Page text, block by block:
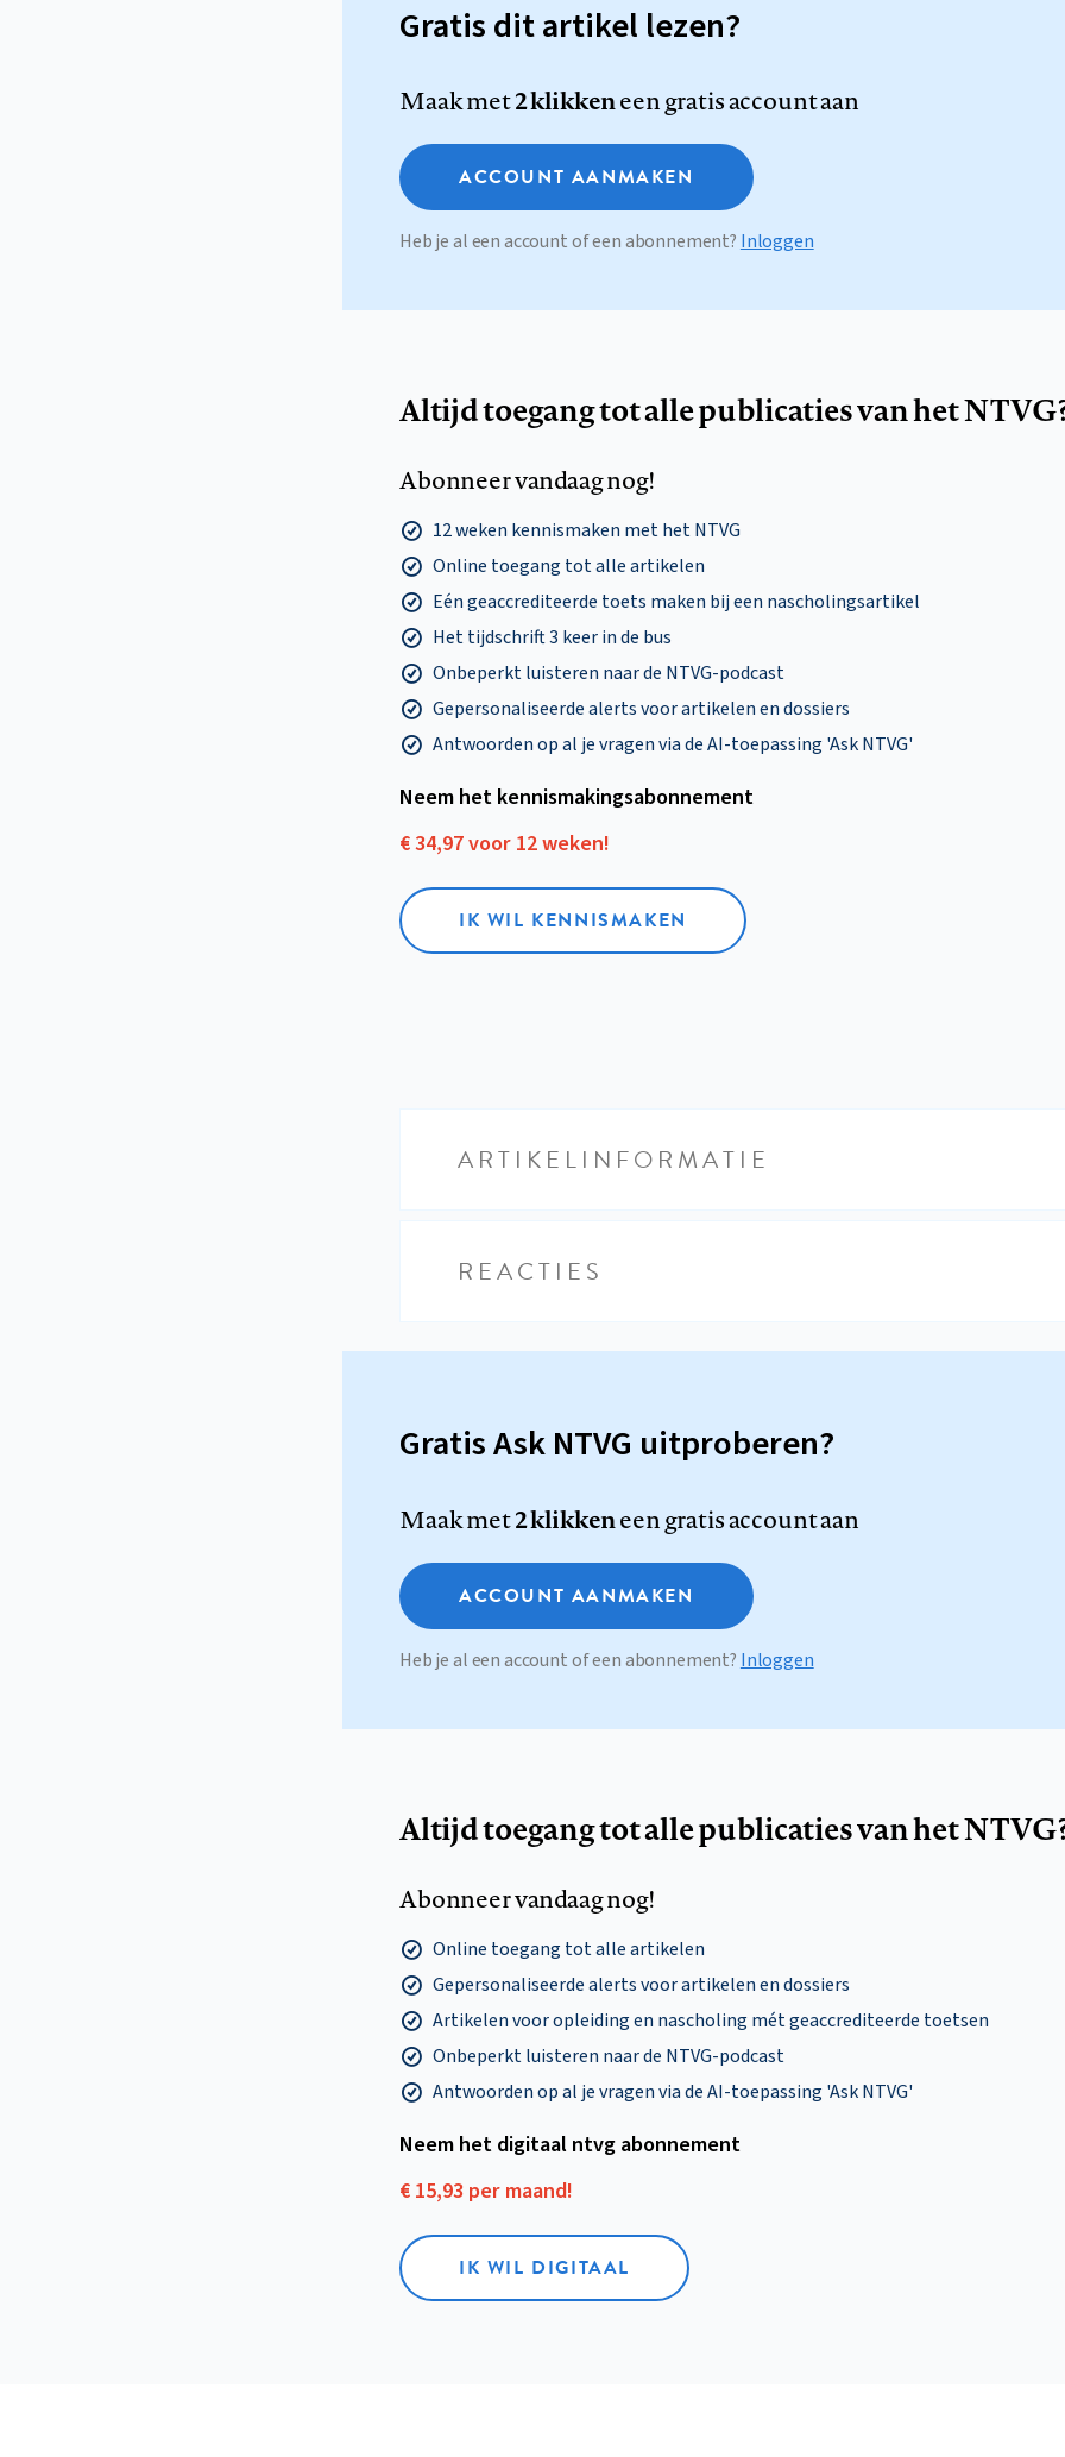
Gratis dit artikel lezen?
Maak met2 klikkeneen gratis account aan
ACCOUNT AANMAKEN
Heb je al een account of een abonnement? Inloggen
Altijd toegang tot alle publicaties van het
Abonneer vandaag nog!
12 weken kennismaken met het NTVG
Online toegang tot alle artikelen
Eén geaccrediteerde toets maken bij een nascholingsartikel
Het tijdschrift 3 keer in de bus
Onbeperkt luisteren naar de NTVG-podcast
Gepersonaliseerde alerts voor artikelen en dossiers
Antwoorden op al je vragen via de AI-toepassing 'Ask NTVG'
Neem het kennismakings­abonnement
€ 34,97 voor 12 weken!
IK WIL KENNISMAKEN
ARTIKELINFORMATIE
REACTIES
Gratis Ask NTVG uitproberen?
Maak met2 klikkeneen gratis account aan
ACCOUNT AANMAKEN
Heb je al een account of een abonnement? Inloggen
Altijd toegang tot alle publicaties van het
Abonneer vandaag nog!
Online toegang tot alle artikelen
Gepersonaliseerde alerts voor artikelen en dossiers
Artikelen voor opleiding en nascholing mét geaccrediteerde toetsen
Onbeperkt luisteren naar de NTVG-podcast
Antwoorden op al je vragen via de AI-toepassing 'Ask NTVG'
Neem het digitaal ntvg abonnement
€ 15,93 per maand!
IK WIL DIGITAAL